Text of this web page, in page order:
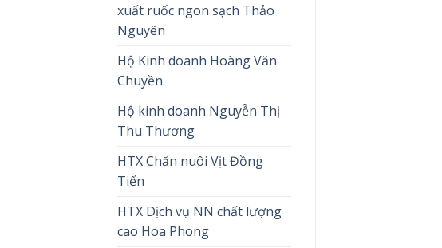
xuất ruốc ngon sạch Thảo
Nguyên
Hộ Kinh doanh Hoàng Văn
Chuyền
Hộ kinh doanh Nguyễn Thị
Thu Thương
HTX Chăn nuôi Vịt Đồng
Tiến
HTX Dịch vụ NN chất lượng
cao Hoa Phong